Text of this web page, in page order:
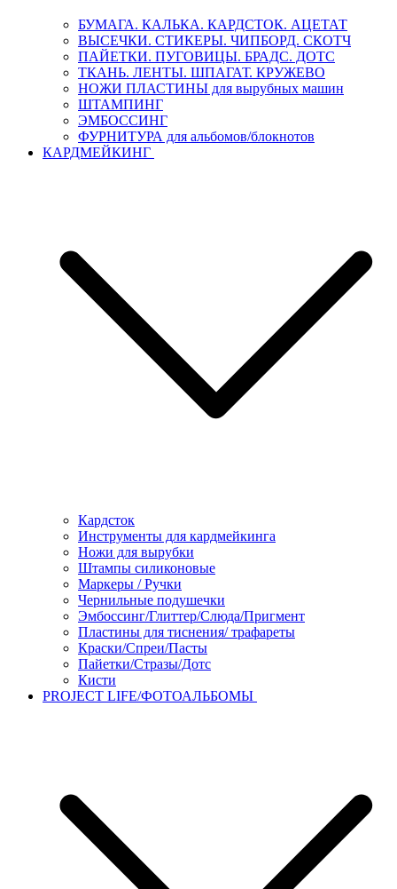
БУМАГА. КАЛЬКА. КАРДСТОК. АЦЕТАТ
ВЫСЕЧКИ. СТИКЕРЫ. ЧИПБОРД. СКОТЧ
ПАЙЕТКИ. ПУГОВИЦЫ. БРАДС. ДОТС
ТКАНЬ. ЛЕНТЫ. ШПАГАТ. КРУЖЕВО
НОЖИ ПЛАСТИНЫ для вырубных машин
ШТАМПИНГ
ЭМБОССИНГ
ФУРНИТУРА для альбомов/блокнотов
КАРДМЕЙКИНГ
Кардсток
Инструменты для кардмейкинга
Ножи для вырубки
Штампы силиконовые
Маркеры / Ручки
Чернильные подушечки
Эмбоссинг/Глиттер/Слюда/Пригмент
Пластины для тиснения/ трафареты
Краски/Спреи/Пасты
Пайетки/Стразы/Дотс
Кисти
PROJECT LIFE/ФОТОАЛЬБОМЫ